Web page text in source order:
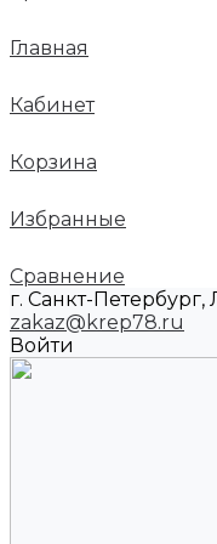
Главная
Кабинет
Корзина
Избранные
Сравнение
г. Санкт-Петербург,
zakaz@krep78.ru
Войти